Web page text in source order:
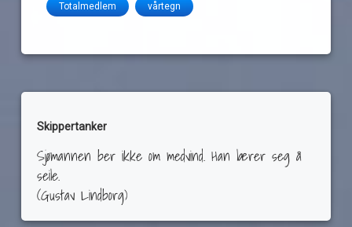
Totalmedlem vårtegn
Skippertanker
Sjømannen ber ikke om medvind. Han lærer seg å
seile.
(Gustav Lindborg)